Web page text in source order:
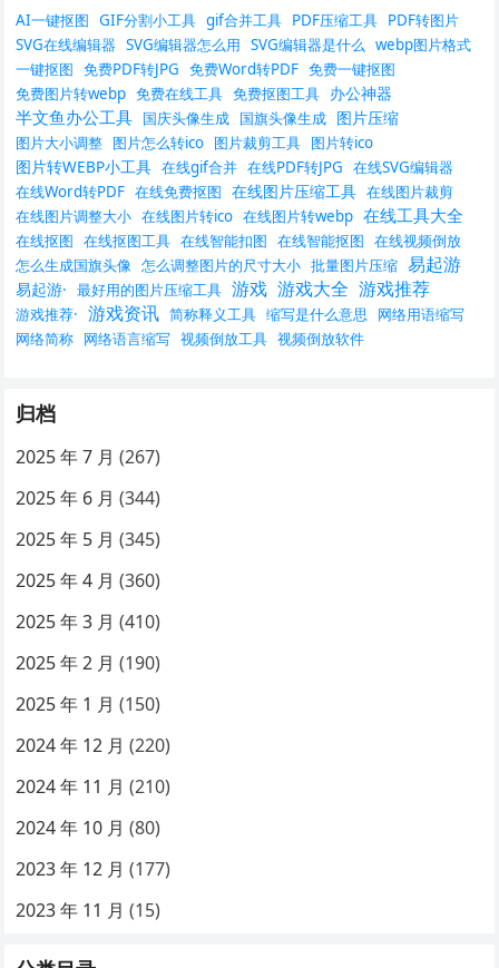
AI一键抠图 GIF分割小工具 gif合并工具 PDF压缩工具 PDF转图片
SVG在线编辑器 SVG编辑器怎么用 SVG编辑器是什么 webp图片格式
一键抠图 免费PDF转JPG 免费Word转PDF 免费一键抠图
免费图片转webp 免费在线工具 免费抠图工具 办公神器
半文鱼办公工具 国庆头像生成 国旗头像生成 图片压缩
图片大小调整 图片怎么转ico 图片裁剪工具 图片转ico
图片转WEBP小工具 在线gif合并 在线PDF转JPG 在线SVG编辑器
在线Word转PDF 在线免费抠图 在线图片压缩工具 在线图片裁剪
在线图片调整大小 在线图片转ico 在线图片转webp 在线工具大全
在线抠图 在线抠图工具 在线智能扣图 在线智能抠图 在线视频倒放
怎么生成国旗头像 怎么调整图片的尺寸大小 批量图片压缩 易起游
易起游· 最好用的图片压缩工具 游戏 游戏大全 游戏推荐
游戏推荐· 游戏资讯 简称释义工具 缩写是什么意思
网络用语缩写
网络简称 网络语言缩写 视频倒放工具 视频倒放软件
归档
2025 年 7 月 (267)
2025 年 6 月 (344)
2025 年 5 月 (345)
2025 年 4 月 (360)
2025 年 3 月 (410)
2025 年 2 月 (190)
2025 年 1 月 (150)
2024 年 12 月 (220)
2024 年 11 月 (210)
2024 年 10 月 (80)
2023 年 12 月 (177)
2023 年 11 月 (15)